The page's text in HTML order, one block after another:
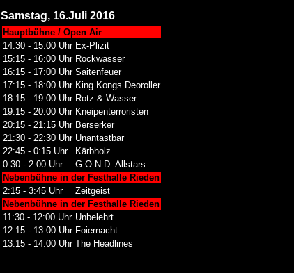
Samstag, 16.Juli 2016
Hauptbühne / Open Air
14:30 - 15:00 Uhr Ex-Plizit
15:15 - 16:00 Uhr Rockwasser
16:15 - 17:00 Uhr Saitenfeuer
17:15 - 18:00 Uhr King Kongs Deoroller
18:15 - 19:00 Uhr Rotz & Wasser
19:15 - 20:00 Uhr Kneipenterroristen
20:15 - 21:15 Uhr Berserker
21:30 - 22:30 Uhr Unantastbar
22:45 - 0:15 Uhr
Kärbholz
0:30 - 2:00 Uhr
G.O.N.D. Allstars
Nebenbühne in der Festhalle Rieden
2:15 - 3:45 Uhr
Zeitgeist
Nebenbühne in der Festhalle Rieden
11:30 - 12:00 Uhr Unbelehrt
12:15 - 13:00 Uhr Foiernacht
13:15 - 14:00 Uhr The Headlines